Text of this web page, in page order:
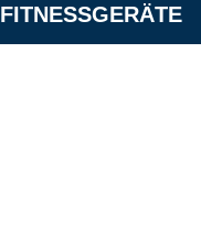
FITNESSGERÄTE